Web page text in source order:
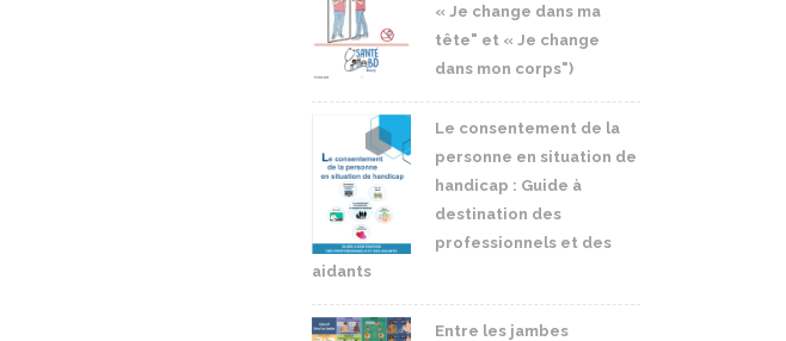
« Je change dans ma
tête" et « Je change
dans mon corps")
Le consentement de la
personne en situation de
handicap : Guide à
destination des
professionnels et des
aidants
Entre les jambes